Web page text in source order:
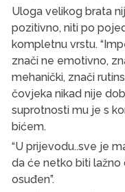
Uloga velikog brata
pozitivno, niti po
kompletnu vrstu.
znači ne emotivno,
mehanički, znači
čovjeka nikad nije
suprotnosti mu je s
bićem.
“U prijevodu..sve je
da će netko biti lažno
osuđen”.